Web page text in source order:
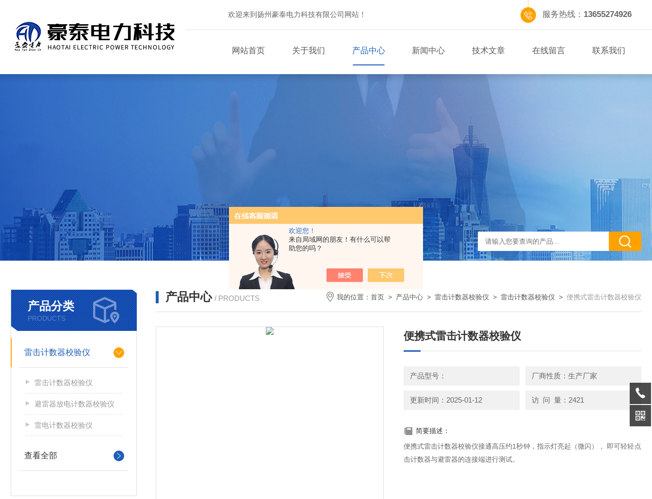
欢迎您！
来自局域网的朋友！有什么可以帮
助您的吗？
欢迎来到扬州豪泰电力科技有限公司网站！ 服务热线： 13655274926
网站首页 关于我们 产品中心 新闻中心 技术文章 在线留言 联系我们
产品分类
PRODUCTS
雷击计数器校验仪
雷击计数器校验仪
避雷器放电计数器校验仪
雷电计数器校验仪
查看全部
产品中心 / PRODUCTS 我的位置： 首页 > 产品中心 > 雷击计数器校验仪 > 雷击计数器校验仪 > 便携式雷击计数器校验仪
便携式雷击计数器校验仪
产品型号： 厂商性质：生产厂家
更新时间：2025-01-12 访 问 量：2421
简要描述：
便携式雷击计数器校验仪接通高压约1秒钟，指示灯亮起（微闪）， 即可轻轻点
击计数器与避雷器的连接端进行测试。